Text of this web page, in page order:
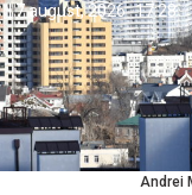
Andrei
|7 august, 2026 17:28